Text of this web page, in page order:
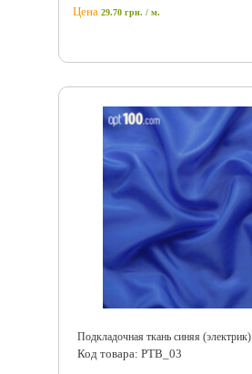
Цена 29.70 грн. / м.
Подкладочная ткань синяя (электрик)
Код товара: PTB_03